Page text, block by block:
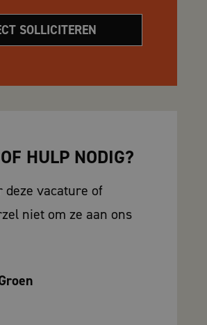
SOLLICITEREN
HULP NODIG?
deze vacature of
niet om ze aan ons